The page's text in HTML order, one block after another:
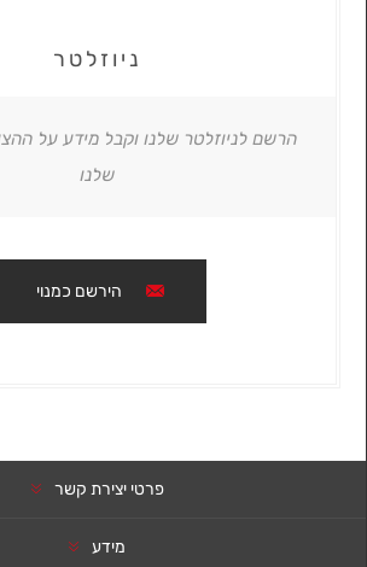
ניוזלטר
הרשם לניוזלטר שלנו וקבל מידע על
שלנו
הירשם כמנוי
פרטי יצירת קשר
מידע